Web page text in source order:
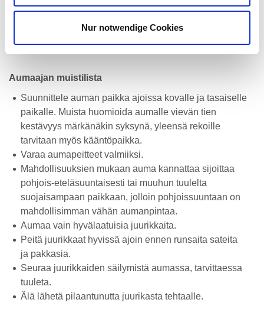
Nur notwendige Cookies
15 m. Pellon pinnan ollessa alempana kuin tien pinta,
työleveydestä putoaa metri pois jokaista laskevaa metriä
Aumaajan muistilista
Suunnittele auman paikka ajoissa kovalle ja tasaiselle
paikalle. Muista huomioida aumalle vievän tien
kestävyys märkänäkin syksynä, yleensä rekoille
tarvitaan myös kääntöpaikka.
Varaa aumapeitteet valmiiksi.
Mahdollisuuksien mukaan auma kannattaa sijoittaa
pohjois-eteläsuuntaisesti tai muuhun tuulelta
suojaisampaan paikkaan, jolloin pohjoissuuntaan on
mahdollisimman vähän aumanpintaa.
Aumaa vain hyvälaatuisia juurikkaita.
Peitä juurikkaat hyvissä ajoin ennen runsaita sateita
ja pakkasia.
Seuraa juurikkaiden säilymistä aumassa, tarvittaessa
tuuleta.
Älä lähetä pilaantunutta juurikasta tehtaalle.